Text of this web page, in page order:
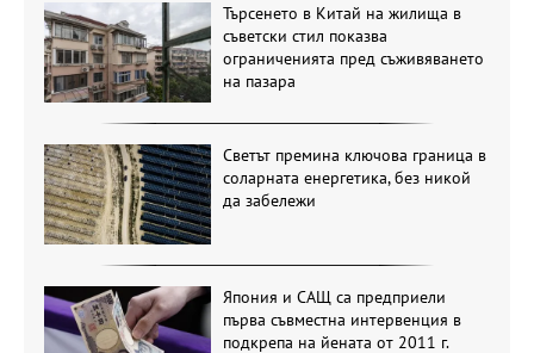
Търсенето в Китай на жилища в
съветски стил показва
ограниченията пред съживяването
на пазара
Светът премина ключова граница в
соларната енергетика, без никой
да забележи
Япония и САЩ са предприели
първа съвместна интервенция в
подкрепа на йената от 2011 г.